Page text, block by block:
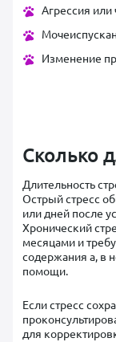
Агрессия или
Изменение
Сколько
Длительность
Острый стресс
или дней после
Хронический
месяцами и
содержания а, в
помощи.
Если стресс
для